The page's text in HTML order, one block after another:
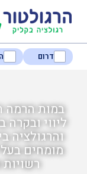
דרום
במות הרמה
ליווי
והרגולציה
מומחים